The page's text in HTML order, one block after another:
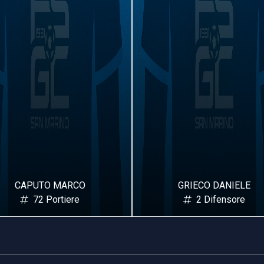
GRIECO DANIELE
2 Difensore
ROSSI FRANCESCO
3 Difensore